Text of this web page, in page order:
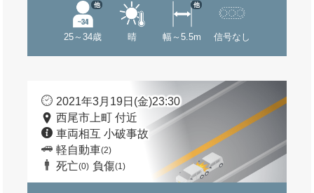
25～34歳
他
晴 幅～5.5m
他
信号なし
2021年3月19日(金)23:30
西尾市上町 付近
車両相互 小破事故
軽自動車(2)
死亡(0) 負傷(1)